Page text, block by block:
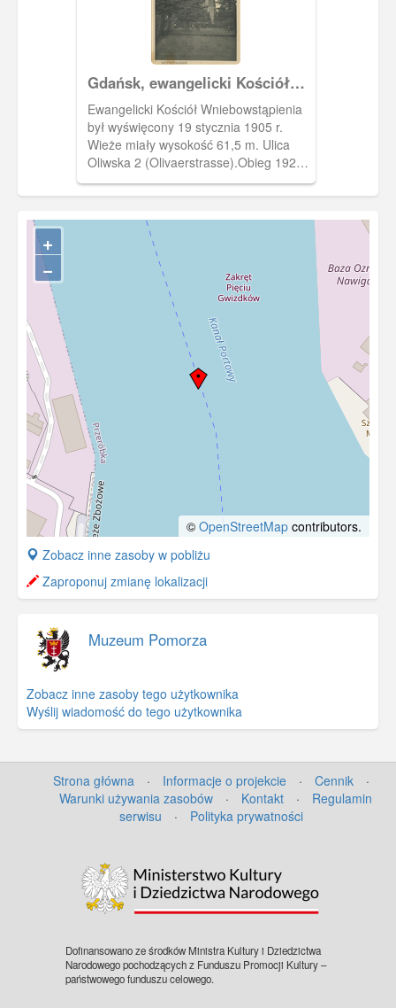
widocznym na zdjęciu. W 1916 r. zostali
wysłani do działań bojowych na
frontach I wojny światowej. To oznacza,
że tę fotografię wykonano przed 1916 r.
Pod koniec lat 20 - tych XX w.
ufundowano w Brzeźnie pomnik
upamiętniający poległych żołnierzy tej
jednostki.
Gdańsk, ewangelicki Kościół
Wniebowstąpienia
Ewangelicki Kościół Wniebowstąpienia
był wyświęcony 19 stycznia 1905 r.
Wieże miały wysokość 61,5 m. Ulica
Oliwska 2 (Olivaerstrasse).Obieg 1924
r.
+
−
© OpenStreetMap contributors.
+
−
Zobacz inne zasoby w pobliżu
Zaproponuj zmianę lokalizacji
Muzeum Pomorza
Zobacz inne zasoby tego użytkownika
Wyślij wiadomość do tego użytkownika
Strona główna · Informacje o projekcie · Cennik
·
Warunki używania zasobów
· Kontakt ·
Regulamin
serwisu
· Polityka prywatności
Dofinansowano ze środków Ministra Kultury i Dziedzictwa
Narodowego pochodzących z Funduszu Promocji Kultury –
państwowego funduszu celowego.